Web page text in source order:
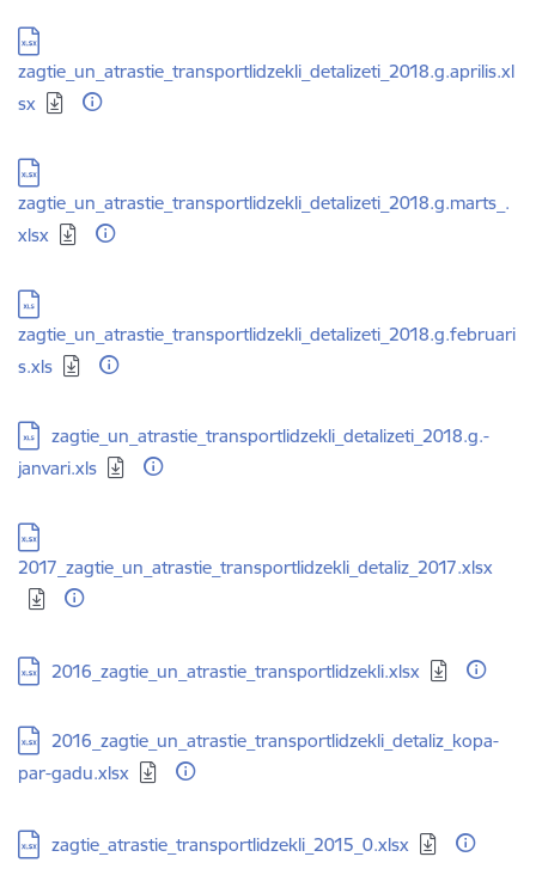
Lejupielādēt:
zagtie_un_atrastie_transportlidzekli_detalizeti_2018.g.aprilis.xl
sx
Lejupielādēt:
zagtie_un_atrastie_transportlidzekli_detalizeti_2018.g.marts_.
xlsx
Lejupielādēt:
zagtie_un_atrastie_transportlidzekli_detalizeti_2018.g.februari
s.xls
Lejupielādēt:
zagtie_un_atrastie_transportlidzekli_detalizeti_2018.g.-
janvari.xls
Lejupielādēt:
2017_zagtie_un_atrastie_transportlidzekli_detaliz_2017.xlsx
Lejupielādēt:
2016_zagtie_un_atrastie_transportlidzekli.xlsx
Lejupielādēt:
2016_zagtie_un_atrastie_transportlidzekli_detaliz_kopa-
par-gadu.xlsx
Lejupielādēt:
zagtie_atrastie_transportlidzekli_2015_0.xlsx